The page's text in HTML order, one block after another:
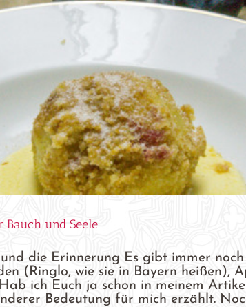
und Seele
die Erinnerung Es gibt immer
(Ringlo, wie sie in Bayern heißen),
ich Euch ja schon in meinem
Bedeutung für mich erzählt.